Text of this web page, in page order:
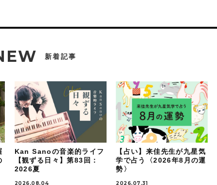
新着記事
Kan Sanoの音楽的ライフ
【観ずる日々】第83回：
2026夏
2026.08.04
【占い】来佳先生が九星気
学で占う〈2026年8月の運
勢〉
2026.07.31